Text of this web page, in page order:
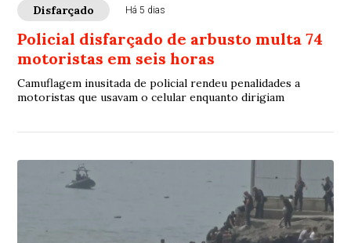
Disfarçado Há 5 dias
Policial disfarçado de arbusto multa 74
motoristas em seis horas
Camuflagem inusitada de policial rendeu penalidades a
motoristas que usavam o celular enquanto dirigiam